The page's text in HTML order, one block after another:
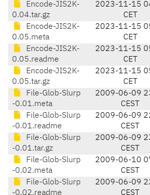
Encode-JIS2K-
0.04.tar.gz
2023-11-15
CET
Encode-JIS2K-
0.05.meta
2023-11-15
CET
Encode-JIS2K-
0.05.readme
2023-11-15
CET
Encode-JIS2K-
0.05.tar.gz
2023-11-15
CET
File-Glob-Slurp
-0.01.meta
2009-06-09
CEST
File-Glob-Slurp
-0.01.readme
2009-06-09
CEST
File-Glob-Slurp
-0.01.tar.gz
2009-06-09
CEST
File-Glob-Slurp
-0.02.meta
2009-06-10
CEST
File-Glob-Slurp
-0.02.readme
2009-06-09
CEST